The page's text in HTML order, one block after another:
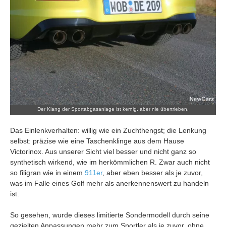
Der Klang der Sportabgasanlage ist kernig, aber nie übertrieben.
Das Einlenkverhalten: willig wie ein Zuchthengst; die Lenkung
selbst: präzise wie eine Taschenklinge aus dem Hause
Victorinox. Aus unserer Sicht viel besser und nicht ganz so
synthetisch wirkend, wie im herkömmlichen R. Zwar auch nicht
so filigran wie in einem 911er, aber eben besser als je zuvor,
was im Falle eines Golf mehr als anerkennenswert zu handeln
ist.
So gesehen, wurde dieses limitierte Sondermodell durch seine